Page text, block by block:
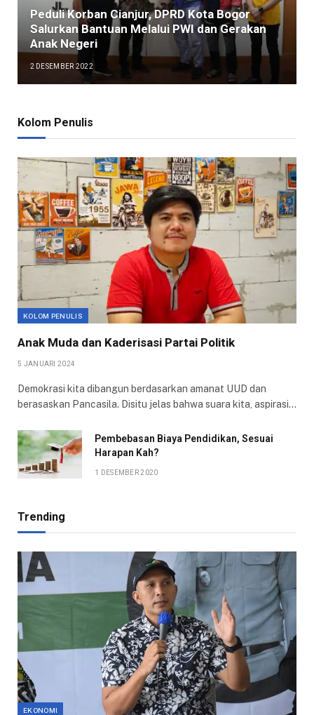
Peduli Korban Cianjur, DPRD Kota Bogor
Salurkan Bantuan Melalui PWI dan Gerakan
Anak Negeri
2 DESEMBER 2022
Kolom Penulis
KOLOM PENULIS
Anak Muda dan Kaderisasi Partai Politik
5 JANUARI 2024
Demokrasi kita dibangun berdasarkan amanat UUD dan
berasaskan Pancasila. Disitu jelas bahwa suara kita, aspirasi…
Pembebasan Biaya Pendidikan, Sesuai
Harapan Kah?
1 DESEMBER 2020
Trending
EKONOMI